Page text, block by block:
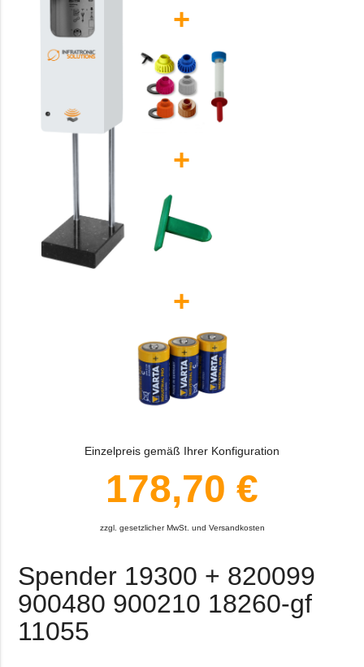
+
+
+
Einzelpreis gemäß Ihrer Konfiguration
178,70 €
zzgl. gesetzlicher MwSt. und Versandkosten
Spender 19300 + 820099
900480 900210 18260-gf
11055